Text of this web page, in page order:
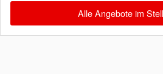
Alle Angebote im